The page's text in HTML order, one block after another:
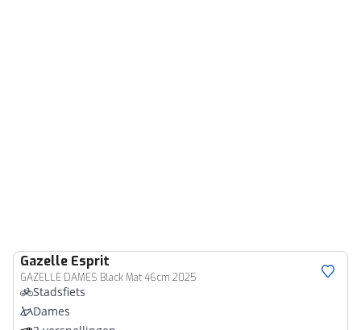
Gazelle Esprit
GAZELLE DAMES Black Mat 46cm 2025
Stadsfiets
Dames